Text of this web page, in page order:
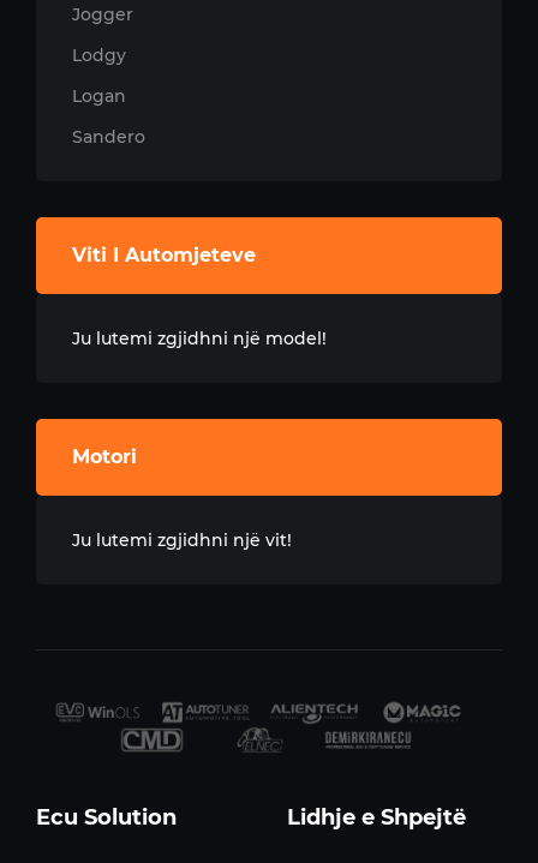
Jogger
Lodgy
Logan
Sandero
Viti I Automjeteve
Ju lutemi zgjidhni një model!
Motori
Ju lutemi zgjidhni një vit!
Ecu Solution Lidhje e Shpejtë